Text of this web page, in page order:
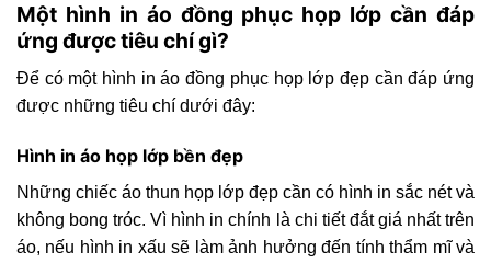
Một hình in áo đồng phục họp lớp cần đáp
ứng được tiêu chí gì?
Để có một hình in áo đồng phục họp lớp đẹp cần đáp ứng
được những tiêu chí dưới đây:
Hình in áo họp lớp bền đẹp
Những chiếc áo thun họp lớp đẹp cần có hình in sắc nét và
không bong tróc. Vì hình in chính là chi tiết đắt giá nhất trên
áo, nếu hình in xấu sẽ làm ảnh hưởng đến tính thẩm mĩ và